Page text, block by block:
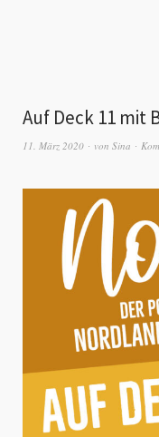
Auf Deck 11 mit
11. März 2020 von Sina